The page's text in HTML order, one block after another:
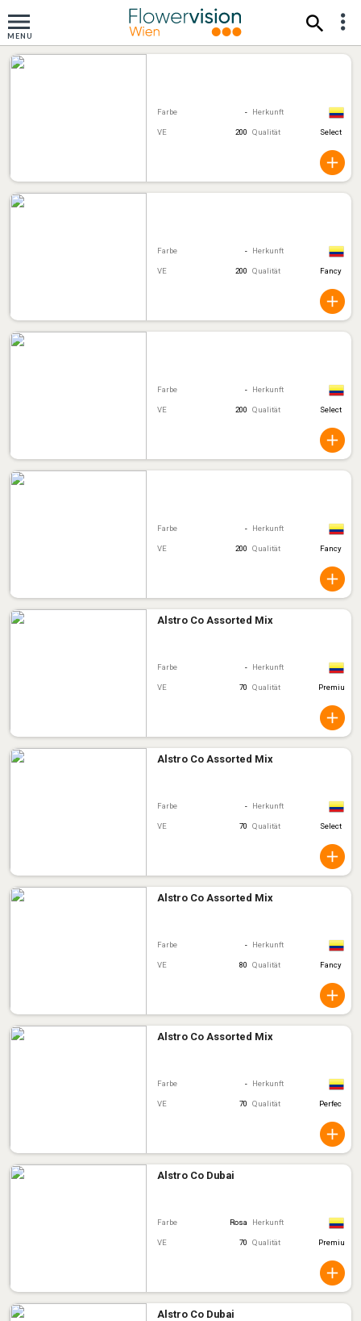
Farbe - Herkunft
VE 200 Qualität Select
Farbe - Herkunft
VE 200 Qualität Fancy
Farbe - Herkunft
VE 200 Qualität Select
Farbe - Herkunft
VE 200 Qualität Fancy
Alstro Co Assorted Mix
Farbe - Herkunft
VE 70 Qualität Premiu
Alstro Co Assorted Mix
Farbe - Herkunft
VE 70 Qualität Select
Alstro Co Assorted Mix
Farbe - Herkunft
VE 80 Qualität Fancy
Alstro Co Assorted Mix
Farbe - Herkunft
VE 70 Qualität Perfec
Alstro Co Dubai
Farbe Rosa Herkunft
VE 70 Qualität Premiu
Alstro Co Dubai